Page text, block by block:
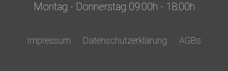
Montag - Donnerstag 09:00h - 18:00h
Impressum Datenschutzerklärung AGBs